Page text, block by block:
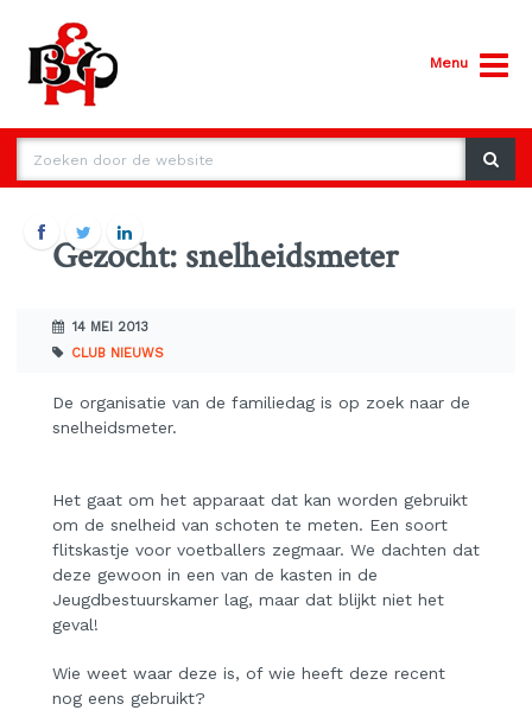
Menu
Gezocht: snelheidsmeter
14 MEI 2013
CLUB NIEUWS
De organisatie van de familiedag is op zoek naar de
snelheidsmeter.
Het gaat om het apparaat dat kan worden gebruikt
om de snelheid van schoten te meten. Een soort
flitskastje voor voetballers zegmaar. We dachten dat
deze gewoon in een van de kasten in de
Jeugdbestuurskamer lag, maar dat blijkt niet het
geval!
Wie weet waar deze is, of wie heeft deze recent
nog eens gebruikt?